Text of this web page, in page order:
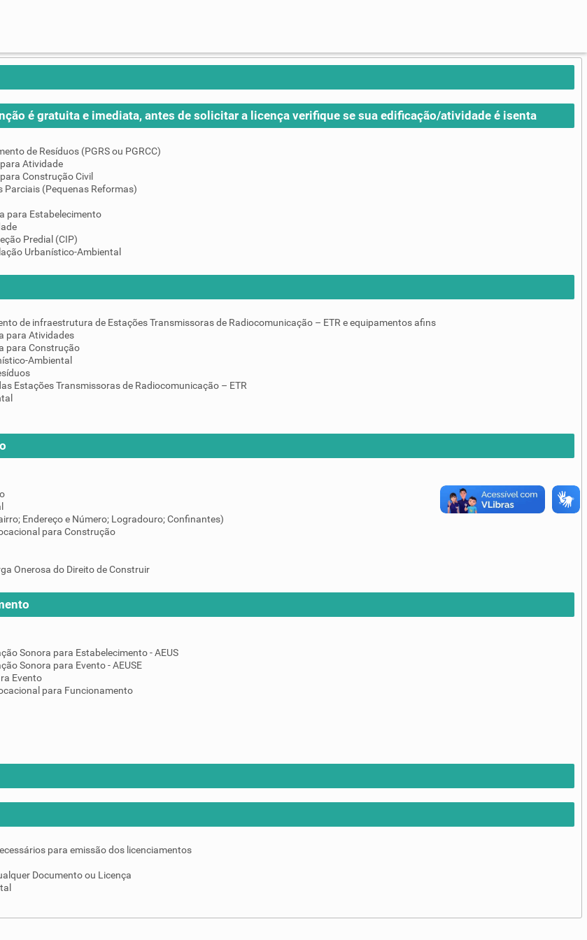
é gratuita e imediata, antes de solicitar a licença verifique se sua edificação/atividade é isenta
de Resíduos (PGRS ou PGRCC)
Atividade
Construção Civil
Parciais (Pequenas Reformas)
para Estabelecimento
Predial (CIP)
Urbanístico-Ambiental
de infraestrutura de Estações Transmissoras de Radiocomunicação – ETR e equipamentos afins
para Atividades
para Construção
Ambiental
Estações Transmissoras de Radiocomunicação – ETR
Endereço e Número; Logradouro; Confinantes)
para Construção
Onerosa do Direito de Construir
Sonora para Estabelecimento - AEUS
Sonora para Evento - AEUSE
Evento
para Funcionamento
para emissão dos licenciamentos
Documento ou Licença